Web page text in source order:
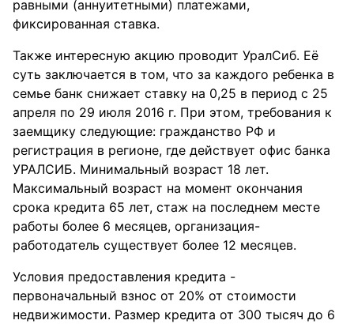
равными (аннуитетными) платежами,
фиксированная ставка.
Также интересную акцию проводит УралСиб. Её
суть заключается в том, что за каждого ребенка в
семье банк снижает ставку на 0,25 в период с 25
апреля по 29 июля 2016 г. При этом, требования к
заемщику следующие: гражданство РФ и
регистрация в регионе, где действует офис банка
УРАЛСИБ. Минимальный возраст 18 лет.
Максимальный возраст на момент окончания
срока кредита 65 лет, стаж на последнем месте
работы более 6 месяцев, организация-
работодатель существует более 12 месяцев.
Условия предоставления кредита -
первоначальный взнос от 20% от стоимости
недвижимости. Размер кредита от 300 тысяч до 6